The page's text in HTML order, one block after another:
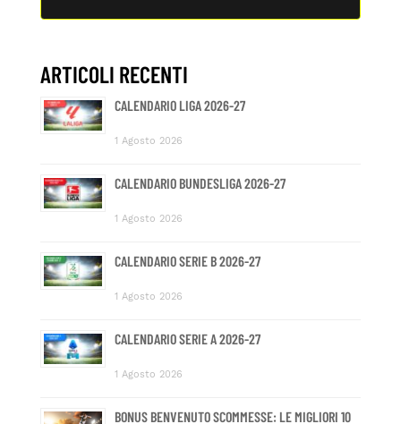
ARTICOLI RECENTI
CALENDARIO LIGA 2026-27
1 Agosto 2026
CALENDARIO BUNDESLIGA 2026-27
1 Agosto 2026
CALENDARIO SERIE B 2026-27
1 Agosto 2026
CALENDARIO SERIE A 2026-27
1 Agosto 2026
BONUS BENVENUTO SCOMMESSE: LE MIGLIORI 10